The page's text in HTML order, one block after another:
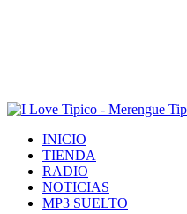
INICIO
TIENDA
RADIO
NOTICIAS
MP3 SUELTO